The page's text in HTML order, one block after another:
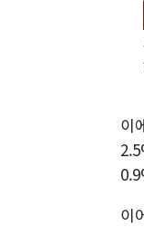
이
이